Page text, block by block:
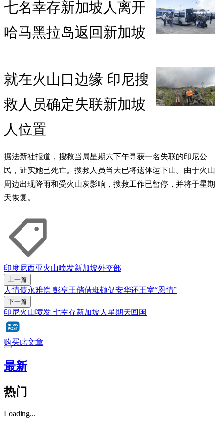
七名幸存新加坡人离开
哈马黑拉岛返回新加坡
就在火山口边缘 印尼搜
救人员确定失联新加坡
人位置
据法新社报道，搜救当局星期六下午寻获一名失联的印尼公
民，证实她已死亡。搜救人员当天已将遗体运下山。由于火山
周边出现降雨和受火山灰影响，搜救工作已暂停，并将于星期
天恢复。
印度尼西亚火山喷发新加坡外交部
上一篇
人情债永难偿 彭亨王储借班顿促安华还王室“恩情”
下一篇
印尼火山喷发 七幸存新加坡人星期天回国
购买此文章
最新
热门
Loading...